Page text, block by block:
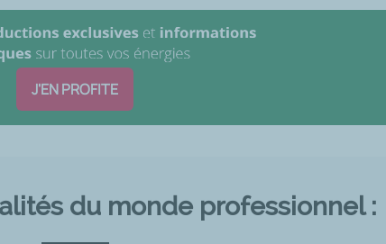
J'EN PROFITE
du monde professionnel :